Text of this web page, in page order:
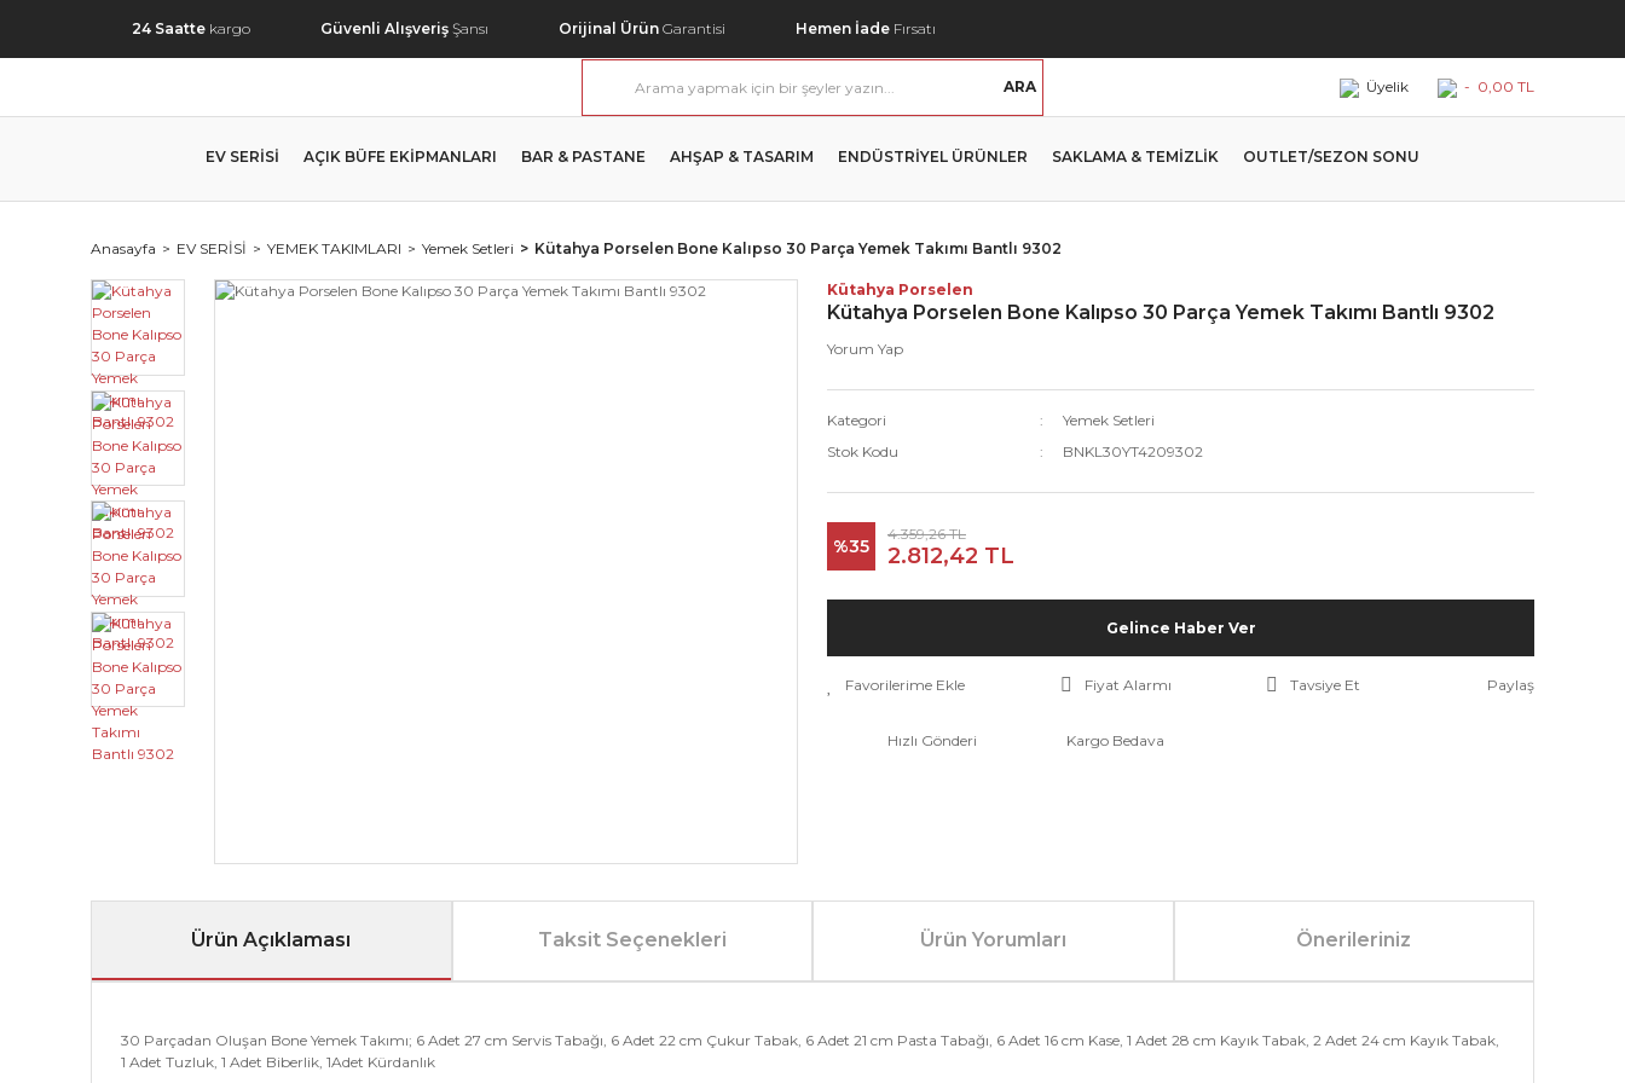
24 Saatte kargo Güvenli Alışveriş Şansı Orijinal Ürün Garantisi Hemen İade Fırsatı
ARA Üyelik - 0,00 TL
EV SERİSİ AÇIK BÜFE EKİPMANLARI BAR & PASTANE AHŞAP & TASARIM ENDÜSTRİYEL ÜRÜNLER SAKLAMA & TEMİZLİK OUTLET/SEZON SONU
Anasayfa EV SERİSİ YEMEK TAKIMLARI Yemek Setleri Kütahya Porselen Bone Kalıpso 30 Parça Yemek Takımı Bantlı 9302
Kütahya Porselen
Kütahya Porselen Bone Kalıpso 30 Parça Yemek Takımı Bantlı 9302
Yorum Yap
Kategori
Yemek Setleri
Stok Kodu
BNKL30YT4209302
%35
4.359,26 TL
2.812,42 TL
Gelince Haber Ver
Fiyat Alarmı Tavsiye Et Paylaş
Hızlı Gönderi Kargo Bedava
Ürün Açıklaması Taksit Seçenekleri Ürün Yorumları Önerileriniz
30 Parçadan Oluşan Bone Yemek Takımı; 6 Adet 27 cm Servis Tabağı, 6 Adet 22 cm Çukur Tabak, 6 Adet 21 cm Pasta Tabağı, 6 Adet 16 cm Kase, 1 Adet 28 cm Kayık Tabak, 2 Adet 24 cm Kayık Tabak,
1 Adet Tuzluk, 1 Adet Biberlik, 1Adet Kürdanlık